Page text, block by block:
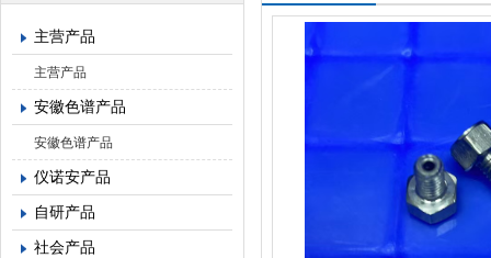
主营产品
主营产品
安徽色谱产品
安徽色谱产品
仪诺安产品
自研产品
社会产品